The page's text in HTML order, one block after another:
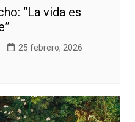
“La vida es
25 febrero, 2026